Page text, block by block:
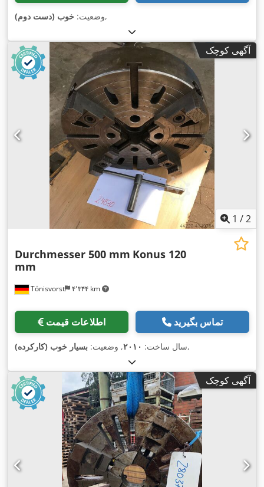
وضعیت: خوب (دست دوم) ,
آگهی کوچک
1 /2
Tönisvorst ۴٬۳۴۴ km
Durchmesser 500 mm Konus 120
mm
اطلاعات قیمت تماس بگیرید
سال ساخت: ۲۰۱۰, وضعیت: بسیار خوب (کارکرده) ,
آگهی کوچک